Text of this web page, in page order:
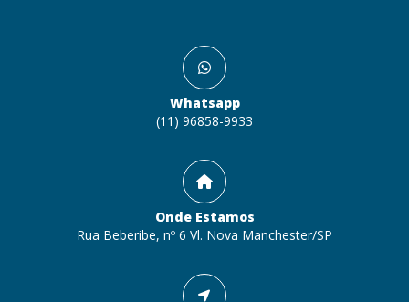
Whatsapp
(11) 96858-9933
Onde Estamos
Rua Beberibe, nº 6 Vl. Nova Manchester/SP